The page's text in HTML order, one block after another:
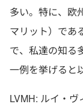
多い。特に、欧
マリット）であ
で、私達の知る
一例を挙げると
LVMH: ルイ・